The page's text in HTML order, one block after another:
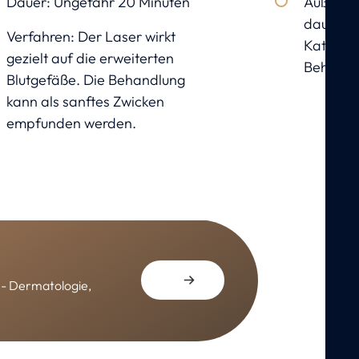
Verfahren: Der Laser wirkt
gezielt auf die erweiterten
Blutgefäße. Die Behandlung
kann als sanftes Zwicken
empfunden werden.
Dermatologie,